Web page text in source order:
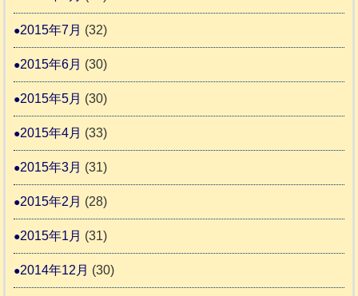
2015年7月 (32)
2015年6月 (30)
2015年5月 (30)
2015年4月 (33)
2015年3月 (31)
2015年2月 (28)
2015年1月 (31)
2014年12月 (30)